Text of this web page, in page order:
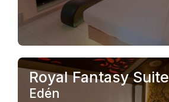
Royal Fantasy Suite
Edén